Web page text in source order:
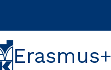
Erasmus+